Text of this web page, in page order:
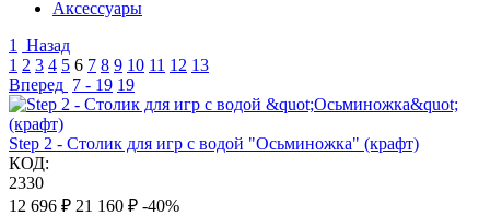
Аксессуары
1
Назад
1 2 3 4 5 6 7 8 9 10 11 12 13
Вперед 7 - 19 19
Step 2 - Столик для игр с водой "Осьминожка" (крафт)
КОД:
2330
12 696 ₽ 21 160 ₽ -40%